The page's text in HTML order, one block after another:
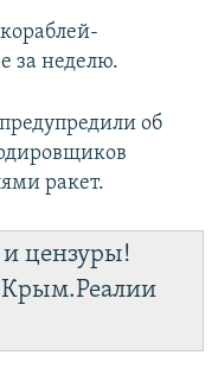
за неделю.
об
ракет.
цензуры!
Крым.Реалии